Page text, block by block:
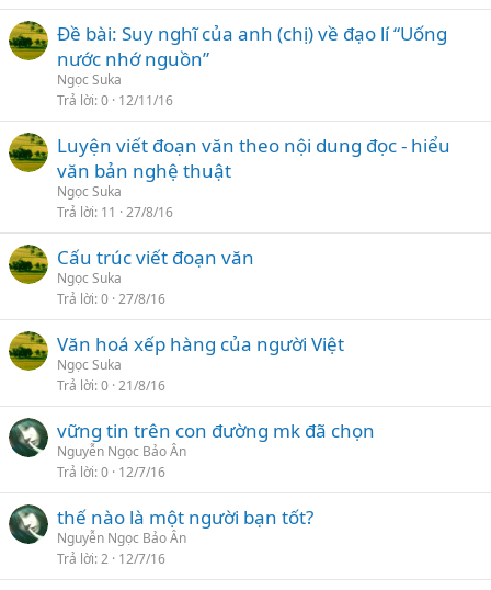
Đề bài: Suy nghĩ của anh (chị) về đạo lí “Uống
nước nhớ nguồn”
Ngọc Suka
Trả lời 0 12/11/16
Luyện viết đoạn văn theo nội dung đọc - hiểu
văn bản nghệ thuật
Ngọc Suka
Trả lời 11 27/8/16
Cấu trúc viết đoạn văn
Ngọc Suka
Trả lời 0 27/8/16
Văn hoá xếp hàng của người Việt
Ngọc Suka
Trả lời 0 21/8/16
vững tin trên con đường mk đã chọn
Nguyễn Ngọc Bảo Ân
Trả lời 0 12/7/16
thế nào là một người bạn tốt?
Nguyễn Ngọc Bảo Ân
Trả lời 2 12/7/16